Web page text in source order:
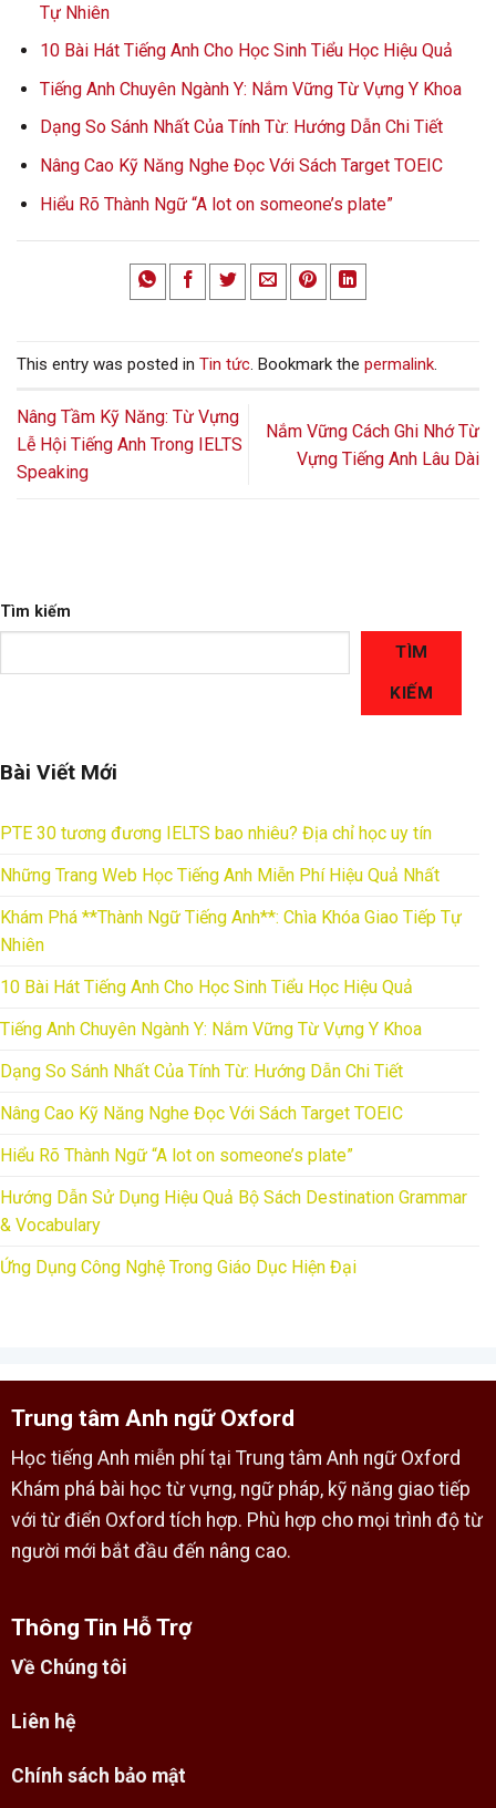
Tự Nhiên
10 Bài Hát Tiếng Anh Cho Học Sinh Tiểu Học Hiệu Quả
Tiếng Anh Chuyên Ngành Y: Nắm Vững Từ Vựng Y Khoa
Dạng So Sánh Nhất Của Tính Từ: Hướng Dẫn Chi Tiết
Nâng Cao Kỹ Năng Nghe Đọc Với Sách Target TOEIC
Hiểu Rõ Thành Ngữ “A lot on someone’s plate”
This entry was posted in Tin tức. Bookmark the permalink.
Nâng Tầm Kỹ Năng: Từ Vựng
Lễ Hội Tiếng Anh Trong IELTS
Speaking
Nắm Vững Cách Ghi Nhớ Từ
Vựng Tiếng Anh Lâu Dài
Tìm kiếm
TÌM
KIẾM
Bài Viết Mới
PTE 30 tương đương IELTS bao nhiêu? Địa chỉ học uy tín
Những Trang Web Học Tiếng Anh Miễn Phí Hiệu Quả Nhất
Khám Phá **Thành Ngữ Tiếng Anh**: Chìa Khóa Giao Tiếp Tự
Nhiên
10 Bài Hát Tiếng Anh Cho Học Sinh Tiểu Học Hiệu Quả
Tiếng Anh Chuyên Ngành Y: Nắm Vững Từ Vựng Y Khoa
Dạng So Sánh Nhất Của Tính Từ: Hướng Dẫn Chi Tiết
Nâng Cao Kỹ Năng Nghe Đọc Với Sách Target TOEIC
Hiểu Rõ Thành Ngữ “A lot on someone’s plate”
Hướng Dẫn Sử Dụng Hiệu Quả Bộ Sách Destination Grammar
& Vocabulary
Ứng Dụng Công Nghệ Trong Giáo Dục Hiện Đại
Trung tâm Anh ngữ Oxford
Học tiếng Anh miễn phí tại Trung tâm Anh ngữ Oxford
Khám phá bài học từ vựng, ngữ pháp, kỹ năng giao tiếp
với từ điển Oxford tích hợp. Phù hợp cho mọi trình độ từ
người mới bắt đầu đến nâng cao.
Thông Tin Hỗ Trợ
Về Chúng tôi
Liên hệ
Chính sách bảo mật